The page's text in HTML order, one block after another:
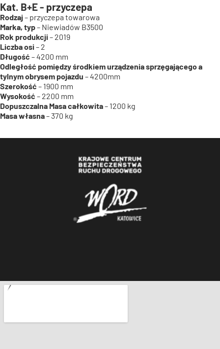
Kat. B+E - przyczepa
Rodzaj– przyczepa towarowa
Marka, typ– Niewiadów B3500
Rok produkcji– 2019
Liczba osi– 2
Długość – 4200 mm
Odległość pomiędzy środkiem urządzenia sprzęgającego a
tylnym obrysem pojazdu – 4200mm
Szerokość – 1900 mm
Wysokość – 2200 mm
Dopuszczalna Masa całkowita– 1200 kg
Masa własna– 370 kg